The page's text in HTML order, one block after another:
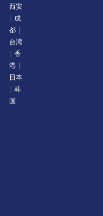
西安
| 成
都 |
台湾
| 香
港 |
日本
| 韩
国